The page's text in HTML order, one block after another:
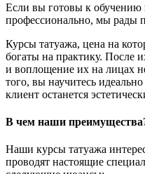
Если вы готовы к обучению
профессионально, мы рады
Курсы татуажа, цена на
богаты на практику. После
и воплощение их на лицах
того, вы научитесь
клиент останется
В чем наши
Наши курсы татуажа
проводят настоящие